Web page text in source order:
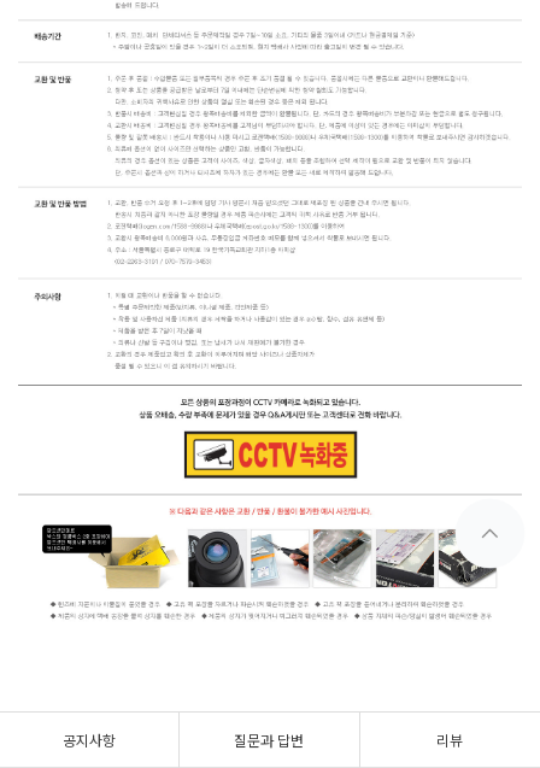
공지사항 질문과 답변 리뷰